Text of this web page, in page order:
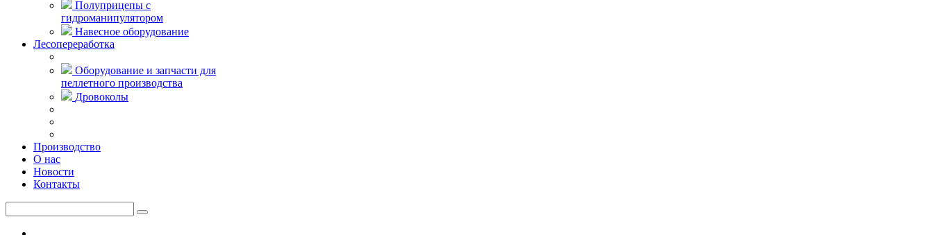
Полуприцепы с
гидроманипулятором
Навесное оборудование
Лесопереработка
Оборудование и запчасти для
пеллетного производства
Дровоколы
Производство
О нас
Новости
Контакты